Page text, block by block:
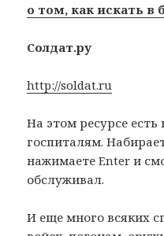
о том, как искать в
Солдат.ру
http://soldat.ru
На этом ресурсе
госпиталям.
нажимаете Enter и
обслуживал.
И еще много всяких